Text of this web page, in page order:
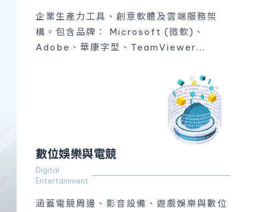
企業生產力工具、創意軟體及雲端服務架
構。包含品牌： Microsoft (微軟)、
Adobe、華康字型、TeamViewer...
數位娛樂與電競
Digital
Entertainment
涵蓋電競周邊、影音設備、遊戲娛樂與數位